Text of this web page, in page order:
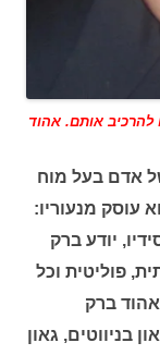
להרכיב אותם. אהוד
אדם בעל מוח
עוסק מנעוריו:
יודע ברק
פוליטית וכל
ברק
בניווטים, גאון